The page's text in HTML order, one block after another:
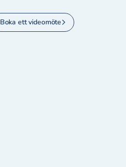
Boka ett videomöte